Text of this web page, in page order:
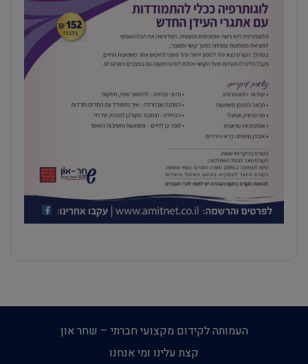
העמותה לקידום מקצועי חברתי – שחר און
קצת עלינו ומי אנחנו